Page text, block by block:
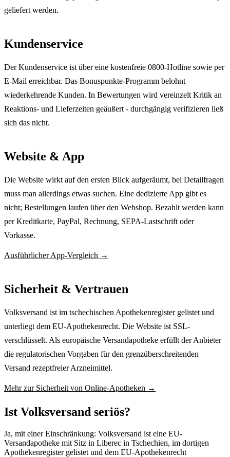
geliefert werden.
Kundenservice
Der Kundenservice ist über eine kostenfreie 0800-Hotline sowie per
E-Mail erreichbar. Das Bonuspunkte-Programm belohnt
wiederkehrende Kunden. In Bewertungen wird vereinzelt Kritik an
Reaktions- und Lieferzeiten geäußert - durchgängig verifizieren ließ
sich das nicht.
Website & App
Die Website wirkt auf den ersten Blick aufgeräumt, bei Detailfragen
muss man allerdings etwas suchen. Eine dedizierte App gibt es
nicht; Bestellungen laufen über den Webshop. Bezahlt werden kann
per Kreditkarte, PayPal, Rechnung, SEPA-Lastschrift oder
Vorkasse.
Ausführlicher App-Vergleich →
Sicherheit & Vertrauen
Volksversand ist im tschechischen Apothekenregister gelistet und
unterliegt dem EU-Apothekenrecht. Die Website ist SSL-
verschlüsselt. Als europäische Versandapotheke erfüllt der Anbieter
die regulatorischen Vorgaben für den grenzüberschreitenden
Versand rezeptfreier Arzneimittel.
Mehr zur Sicherheit von Online-Apotheken →
Ist Volksversand seriös?
Ja, mit einer Einschränkung: Volksversand ist eine EU-
Versandapotheke mit Sitz in Liberec in Tschechien, im dortigen
Apothekenregister gelistet und dem EU-Apothekenrecht